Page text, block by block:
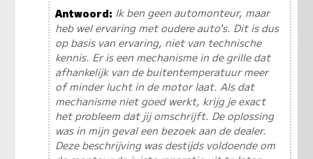
Antwoord: Ik ben geen automonteur, maar
heb wel ervaring met oudere auto's. Dit is dus
op basis van ervaring, niet van technische
kennis. Er is een mechanisme in de grille dat
afhankelijk van de buitentemperatuur meer
of minder lucht in de motor laat. Als dat
mechanisme niet goed werkt, krijg je exact
het probleem dat jij omschrijft. De oplossing
was in mijn geval een bezoek aan de dealer.
Deze beschrijving was destijds voldoende om